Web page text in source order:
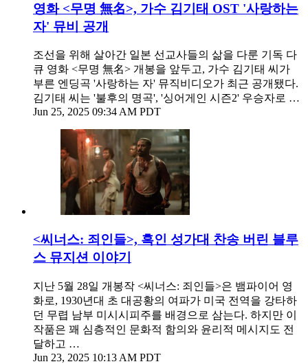
영화 <무명 無名>, 가수 김기태 OST '사랑하는
자' 뮤비 공개
조선을 위해 살아간 일본 선교사들의 삶을 다룬 기독 다
큐 영화 <무명 無名> 개봉을 앞두고, 가수 김기태 씨가
부른 엔딩곡 '사랑하는 자' 뮤직비디오가 최근 공개됐다.
김기태 씨는 '불후의 명곡', '싱어게인 시즌2' 우승자로 …
Jun 25, 2025 09:34 AM PDT
<씨너스: 죄인들>, 흑인 성가대 찬송 버린 블루
스 뮤지션 이야기
지난 5월 28일 개봉작 <씨너스: 죄인들>은 뱀파이어 영
화로, 1930년대 초 대공황의 여파가 미국 전역을 강타하
던 무렵 남부 미시시피주를 배경으로 삼는다. 하지만 이
작품은 꽤 심층적인 문화적 함의와 윤리적 메시지도 전
달하고 …
Jun 23, 2025 10:13 AM PDT